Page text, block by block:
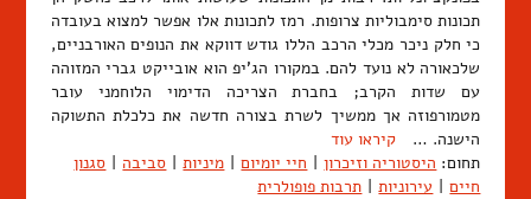
תכונות סימבוליות צרופות. רמז לתכונות אלו אפשר למצוא בעובדה
כי חלק ניכר מכלי הרכב הללו גודש דווקא את הנופים האורבניים,
שלכאורה לא נועד להם. במקורו הג'יפ הוא אובייקט גברי המזוהה
עם שדות הקרב; בחברת הצריכה הדימוי הלוחמני עובר
מטמורפוזה אך ממשיך לשרת בצורה חדשה את כלכלת התשוקה
הישנה. … קיראו עוד
תחום: היסטוריה וזיכרון | חיי יומיום | מיניות | סביבה | סגנון
חיים | עירוניות | תרבות פופולרית